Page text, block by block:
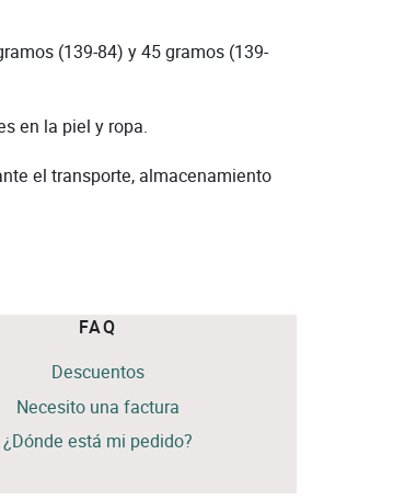
(139-84) y 45 gramos (139-
en la piel y ropa.
el transporte, almacenamiento
FAQ
Descuentos
Necesito una factura
¿Dónde está mi pedido?